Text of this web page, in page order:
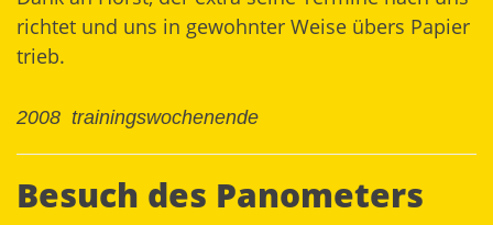
richtet und uns in gewohnter Weise übers Papier
trieb.
2008 trainingswochenende
Besuch des Panometers